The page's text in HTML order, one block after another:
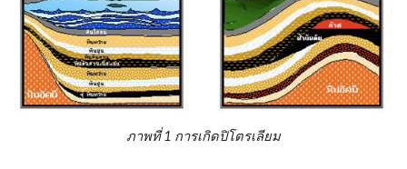
ภาพที่ 1 การเกิดปิโตรเลียม